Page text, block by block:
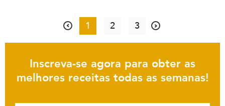
1 2 3
Inscreva-se agora para obter as
melhores receitas todas as semanas!